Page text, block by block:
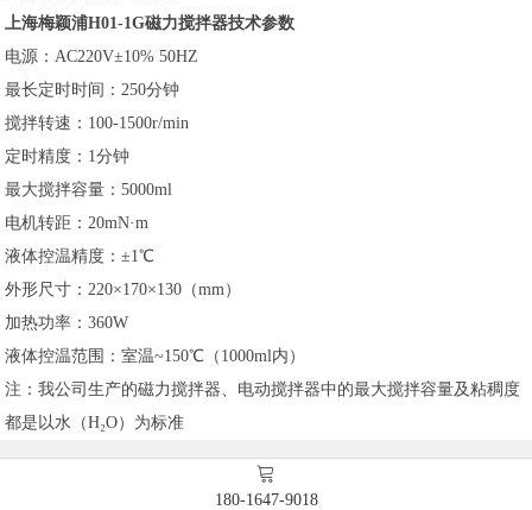
上海梅颖浦H01-1G磁力搅拌器技术参数
电源：AC220V±10% 50HZ
最长定时时间：250分钟
搅拌转速：100-1500r/min
定时精度：1分钟
最大搅拌容量：5000ml
电机转距：20mN·m
液体控温精度：±1℃
外形尺寸：220×170×130（mm）
加热功率：360W
液体控温范围：室温~150℃（1000ml内）
注：我公司生产的磁力搅拌器、电动搅拌器中的最大搅拌容量及粘稠度
都是以水（H₂O）为标准
180-1647-9018